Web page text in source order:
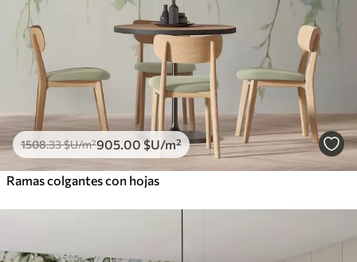
1508.33$U/m²905 .00$U/m²
Ramas colgantes con hojas